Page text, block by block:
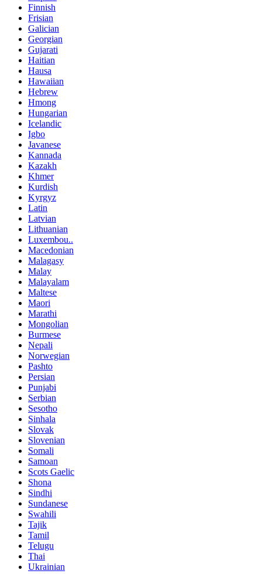
Finnish
Frisian
Galician
Georgian
Gujarati
Haitian
Hausa
Hawaiian
Hebrew
Hmong
Hungarian
Icelandic
Igbo
Javanese
Kannada
Kazakh
Khmer
Kurdish
Kyrgyz
Latin
Latvian
Lithuanian
Luxembou..
Macedonian
Malagasy
Malay
Malayalam
Maltese
Maori
Marathi
Mongolian
Burmese
Nepali
Norwegian
Pashto
Persian
Punjabi
Serbian
Sesotho
Sinhala
Slovak
Slovenian
Somali
Samoan
Scots Gaelic
Shona
Sindhi
Sundanese
Swahili
Tajik
Tamil
Telugu
Thai
Ukrainian